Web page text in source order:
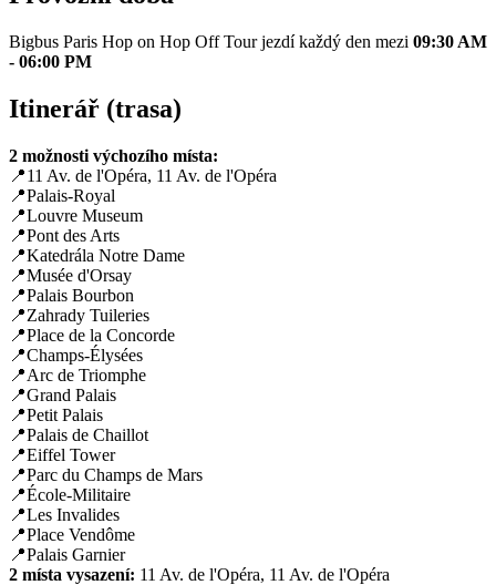
Bigbus Paris Hop on Hop Off Tour jezdí každý den mezi 09:30 AM
- 06:00 PM
Itinerář (trasa)
2 možnosti výchozího místa:
📍11 Av. de l'Opéra, 11 Av. de l'Opéra
📍Palais-Royal
📍Louvre Museum
📍Pont des Arts
📍Katedrála Notre Dame
📍Musée d'Orsay
📍Palais Bourbon
📍Zahrady Tuileries
📍Place de la Concorde
📍Champs-Élysées
📍Arc de Triomphe
📍Grand Palais
📍Petit Palais
📍Palais de Chaillot
📍Eiffel Tower
📍Parc du Champs de Mars
📍École-Militaire
📍Les Invalides
📍Place Vendôme
📍Palais Garnier
2 místa vysazení: 11 Av. de l'Opéra, 11 Av. de l'Opéra